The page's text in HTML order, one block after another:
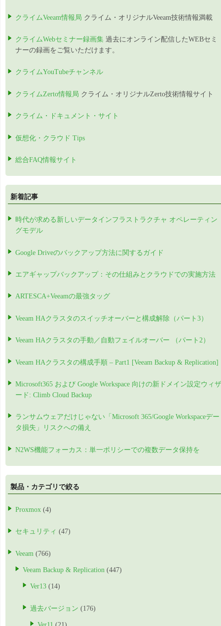
クライムVeeam情報局 クライム・オリジナルVeeam技術情報満載
クライムWebセミナー録画集 過去にオンライン配信したWEBセミ
ナーの録画をご覧いただけます。
クライムYouTubeチャンネル
クライムZerto情報局 クライム・オリジナルZerto技術情報サイト
クライム・ドキュメント・サイト
仮想化・クラウド Tips
総合FAQ情報サイト
新着記事
時代が求める新しいデータインフラストラクチャ オペレーティン
グモデル
Google Driveのバックアップ方法に関するガイド
エアギャップバックアップ：その仕組みとクラウドでの実施方法
ARTESCA+Veeamの最強タッグ
Veeam HAクラスタのスイッチオーバーと構成解除（パート3）
Veeam HAクラスタの手動／自動フェイルオーバー （パート2）
Veeam HAクラスタの構成手順 – Part1 [Veeam Backup & Replication]
Microsoft365 および Google Workspace 向けの新ドメイン設定ウィザ
ード: Climb Cloud Backup
ランサムウェアだけじゃない「Microsoft 365/Google Workspaceデー
タ損失」リスクへの備え
N2WS機能フォーカス：単一ポリシーでの複数データ保持を
製品・カテゴリで絞る
Proxmox (4)
セキュリティ (47)
Veeam (766)
Veeam Backup & Replication (447)
Ver13 (14)
過去バージョン (176)